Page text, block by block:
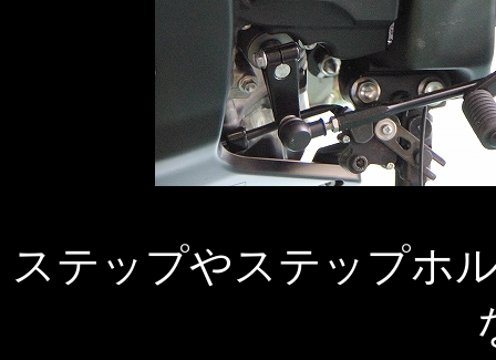
ステップやステップホ